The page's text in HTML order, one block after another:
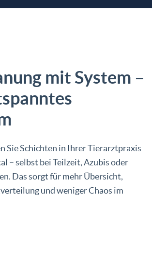
mit System –
Sie Schichten in Ihrer Tierarztpraxis
– selbst bei Teilzeit, Azubis oder
Das sorgt für mehr Übersicht,
und weniger Chaos im